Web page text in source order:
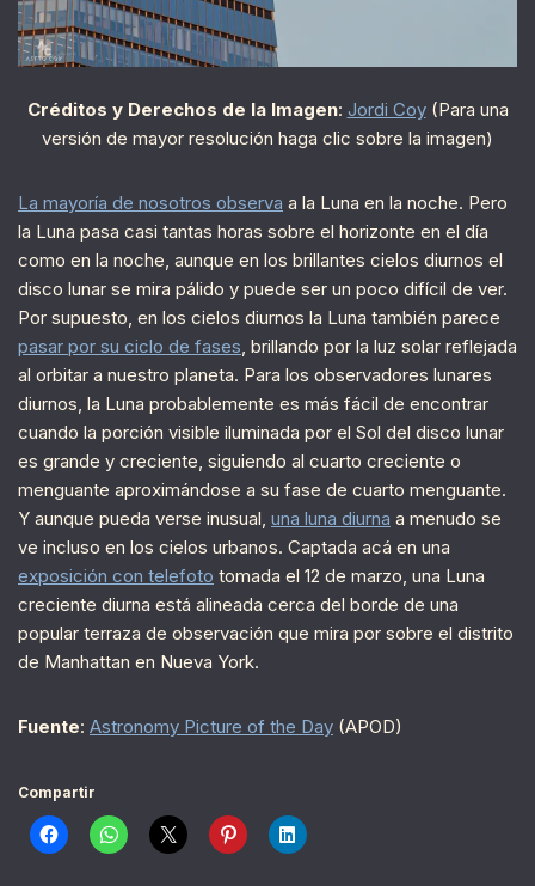
Créditos y Derechos de la Imagen: Jordi Coy(Para una
versión de mayor resolución haga clic sobre la imagen)
La mayoría de nosotros observa a la Luna en la noche. Pero
la Luna pasa casi tantas horas sobre el horizonte en el día
como en la noche, aunque en los brillantes cielos diurnos el
disco lunar se mira pálido y puede ser un poco difícil de ver.
Por supuesto, en los cielos diurnos la Luna también parece
pasar por su ciclo de fases, brillando por la luz solar reflejada
al orbitar a nuestro planeta. Para los observadores lunares
diurnos, la Luna probablemente es más fácil de encontrar
cuando la porción visible iluminada por el Sol del disco lunar
es grande y creciente, siguiendo al cuarto creciente o
menguante aproximándose a su fase de cuarto menguante.
Y aunque pueda verse inusual, una luna diurna a menudo se
ve incluso en los cielos urbanos. Captada acá en una
exposición con telefoto tomada el 12 de marzo, una Luna
creciente diurna está alineada cerca del borde de una
popular terraza de observación que mira por sobre el distrito
de Manhattan en Nueva York.
Fuente: Astronomy Picture of the Day (APOD)
Compartir